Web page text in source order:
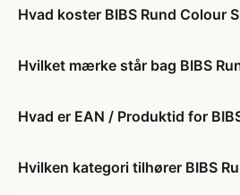
Hvad koster BIBS Rund Colour
Hvilket mærke står bag BIBS
Hvad er EAN / Produktid for
Hvilken kategori tilhører BIBS